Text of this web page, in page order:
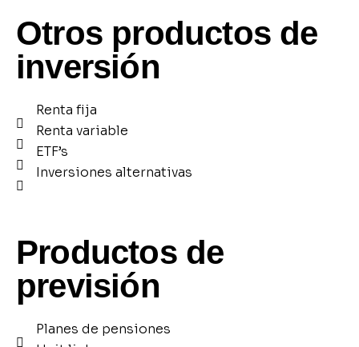
Otros productos de
inversión
Renta fija
Renta variable
ETF’s
Inversiones alternativas
Productos de
previsión
Planes de pensiones